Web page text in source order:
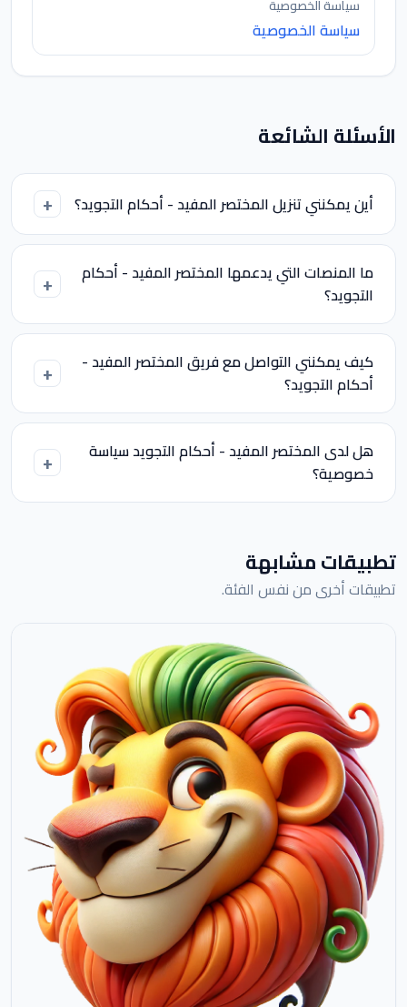
سياسة الخصوصية
سياسة الخصوصية
الأسئلة الشائعة
أين يمكنني تنزيل المختصر المفيد - أحكام التجويد؟
ما المنصات التي يدعمها المختصر المفيد - أحكام
التجويد؟
كيف يمكنني التواصل مع فريق المختصر المفيد -
أحكام التجويد؟
هل لدى المختصر المفيد - أحكام التجويد سياسة
خصوصية؟
تطبيقات مشابهة
تطبيقات أخرى من نفس الفئة.